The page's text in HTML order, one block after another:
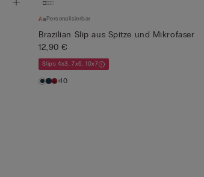
Personalisierbar
Brazilian Slip aus Spitze und Mikrofaser
12,90 €
Slips 4x3, 7x5, 10x7
+10